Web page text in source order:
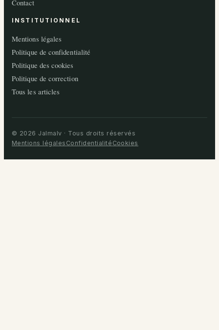
Contact
INSTITUTIONNEL
Mentions légales
Politique de confidentialité
Politique des cookies
Politique de correction
Tous les articles
© 2026 Jalmalv · Tous droits réservés
Mentions légales Confidentialité Cookies